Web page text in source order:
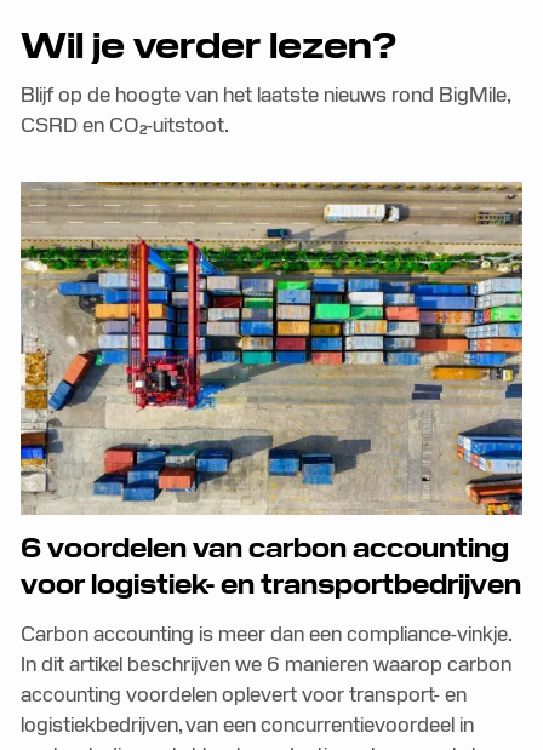
Wil je verder lezen?
Blijf op de hoogte van het laatste nieuws rond BigMile,
CSRD en CO₂-uitstoot.
6 voordelen van carbon accounting
voor logistiek- en transportbedrijven
Carbon accounting is meer dan een compliance-vinkje.
In dit artikel beschrijven we 6 manieren waarop carbon
accounting voordelen oplevert voor transport- en
logistiekbedrijven, van een concurrentievoordeel in